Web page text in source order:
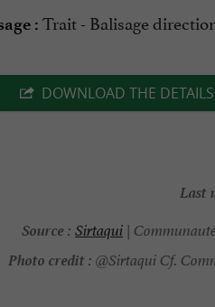
: Trait - Balisage
DOWNLOAD THE
Last
Source : Sirtaqui|
Photo credit : @Sirtaqui Cf.